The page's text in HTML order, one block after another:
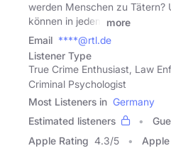
werden Menschen zu Tätern?
können in jedem
more
Email ****@rtl.de
Listener Type
True Crime Enthusiast, Law
Criminal Psychologist
Most Listeners in Germany
Estimated listeners
Apple Rating 4.3/5